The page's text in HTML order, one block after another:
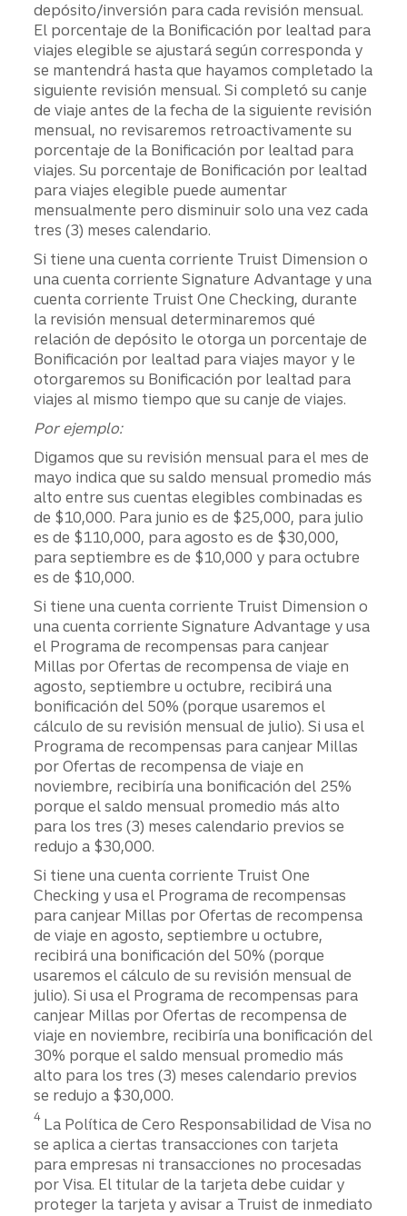
depósito/inversión para cada revisión mensual.
El porcentaje de la Bonificación por lealtad para
viajes elegible se ajustará según corresponda y
se mantendrá hasta que hayamos completado la
siguiente revisión mensual. Si completó su canje
de viaje antes de la fecha de la siguiente revisión
mensual, no revisaremos retroactivamente su
porcentaje de la Bonificación por lealtad para
viajes. Su porcentaje de Bonificación por lealtad
para viajes elegible puede aumentar
mensualmente pero disminuir solo una vez cada
tres (3) meses calendario.
Si tiene una cuenta corriente Truist Dimension o
una cuenta corriente Signature Advantage y una
cuenta corriente Truist One Checking, durante
la revisión mensual determinaremos qué
relación de depósito le otorga un porcentaje de
Bonificación por lealtad para viajes mayor y le
otorgaremos su Bonificación por lealtad para
viajes al mismo tiempo que su canje de viajes.
Por ejemplo:
Digamos que su revisión mensual para el mes de
mayo indica que su saldo mensual promedio más
alto entre sus cuentas elegibles combinadas es
de $10,000. Para junio es de $25,000, para julio
es de $110,000, para agosto es de $30,000,
para septiembre es de $10,000 y para octubre
es de $10,000.
Si tiene una cuenta corriente Truist Dimension o
una cuenta corriente Signature Advantage y usa
el Programa de recompensas para canjear
Millas por Ofertas de recompensa de viaje en
agosto, septiembre u octubre, recibirá una
bonificación del 50% (porque usaremos el
cálculo de su revisión mensual de julio). Si usa el
Programa de recompensas para canjear Millas
por Ofertas de recompensa de viaje en
noviembre, recibiría una bonificación del 25%
porque el saldo mensual promedio más alto
para los tres (3) meses calendario previos se
redujo a $30,000.
Si tiene una cuenta corriente Truist One
Checking y usa el Programa de recompensas
para canjear Millas por Ofertas de recompensa
de viaje en agosto, septiembre u octubre,
recibirá una bonificación del 50% (porque
usaremos el cálculo de su revisión mensual de
julio). Si usa el Programa de recompensas para
canjear Millas por Ofertas de recompensa de
viaje en noviembre, recibiría una bonificación del
30% porque el saldo mensual promedio más
alto para los tres (3) meses calendario previos
se redujo a $30,000.
Divulgación
4 La Política de Cero Responsabilidad de Visa no
se aplica a ciertas transacciones con tarjeta
para empresas ni transacciones no procesadas
por Visa. El titular de la tarjeta debe cuidar y
proteger la tarjeta y avisar a Truist de inmediato